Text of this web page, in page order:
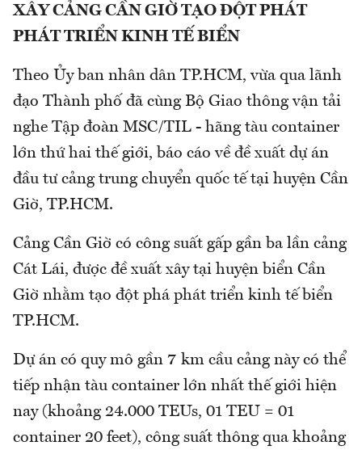
XÂY CẢNG CẦN GIỜ TẠO ĐỘT PHÁT
PHÁT TRIỂN KINH TẾ BIỂN
Theo Ủy ban nhân dân TP.HCM, vừa qua lãnh
đạo Thành phố đã cùng Bộ Giao thông vận tải
nghe Tập đoàn MSC/TIL - hãng tàu container
lớn thứ hai thế giới, báo cáo về đề xuất dự án
đầu tư cảng trung chuyển quốc tế tại huyện Cần
Giờ, TP.HCM.
Cảng Cần Giờ có công suất gấp gần ba lần cảng
Cát Lái, được đề xuất xây tại huyện biển Cần
Giờ nhằm tạo đột phá phát triển kinh tế biển
TP.HCM.
Dự án có quy mô gần 7 km cầu cảng này có thể
tiếp nhận tàu container lớn nhất thế giới hiện
nay (khoảng 24.000 TEUs, 01 TEU = 01
container 20 feet), công suất thông qua khoảng